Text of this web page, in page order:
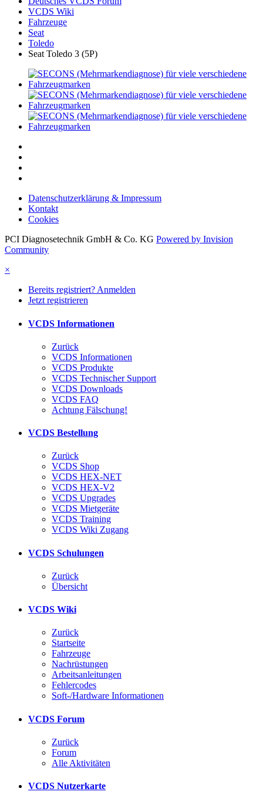
VCDS Wiki
Fahrzeuge
Seat
Toledo
Seat Toledo 3 (5P)
Datenschutzerklärung & Impressum
Kontakt
Cookies
PCI Diagnosetechnik GmbH & Co. KG Powered by Invision
Community
×
Bereits registriert? Anmelden
Jetzt registrieren
VCDS Informationen
Zurück
VCDS Informationen
VCDS Produkte
VCDS Technischer Support
VCDS Downloads
VCDS FAQ
Achtung Fälschung!
VCDS Bestellung
Zurück
VCDS Shop
VCDS HEX-NET
VCDS HEX-V2
VCDS Upgrades
VCDS Mietgeräte
VCDS Training
VCDS Wiki Zugang
VCDS Schulungen
Zurück
Übersicht
VCDS Wiki
Zurück
Startseite
Fahrzeuge
Nachrüstungen
Arbeitsanleitungen
Fehlercodes
Soft-/Hardware Informationen
VCDS Forum
Zurück
Forum
Alle Aktivitäten
VCDS Nutzerkarte